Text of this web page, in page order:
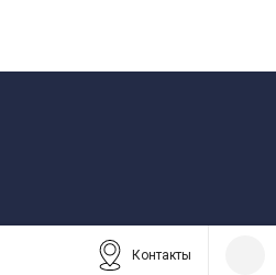
Контакты